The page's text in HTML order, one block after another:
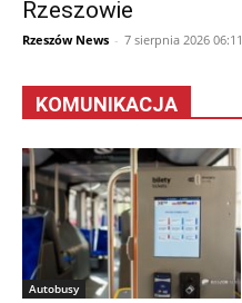
Rzeszowie
Rzeszów News - 7 sierpnia 2026 06:11
KOMUNIKACJA
Autobusy